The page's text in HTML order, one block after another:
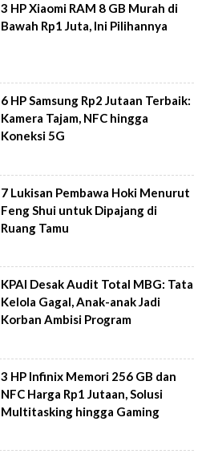
3 HP Xiaomi RAM 8 GB Murah di
Bawah Rp1 Juta, Ini Pilihannya
6 HP Samsung Rp2 Jutaan Terbaik:
Kamera Tajam, NFC hingga
Koneksi 5G
7 Lukisan Pembawa Hoki Menurut
Feng Shui untuk Dipajang di
Ruang Tamu
KPAI Desak Audit Total MBG: Tata
Kelola Gagal, Anak-anak Jadi
Korban Ambisi Program
3 HP Infinix Memori 256 GB dan
NFC Harga Rp1 Jutaan, Solusi
Multitasking hingga Gaming